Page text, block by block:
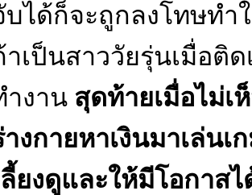
บได้ก็จะถูกลงโทษทำ
าเป็นสาววัยรุ่นเมื่อติ
ำงาน สุดท้ายเมื่อไม่เ
างกายหาเงินมาเล่นเ
ลี้ยงดูและให้มีโอกาส